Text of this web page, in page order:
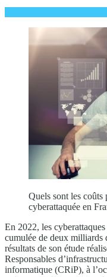
Quels sont les coûts
cyberattaquée en
En 2022, les
cumulée de deux milliards
résultats de son étude
Responsables
informatique (CRiP), à